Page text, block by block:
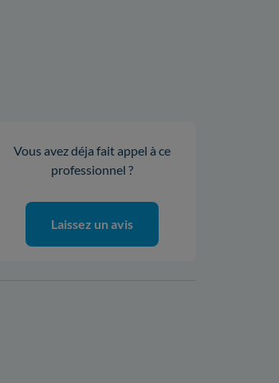
Vous avez déja fait appel à ce
professionnel ?
Laissez un avis